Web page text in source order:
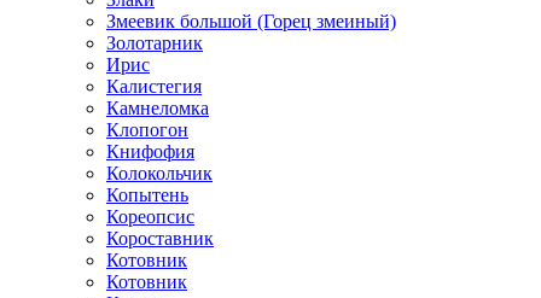
Змеевик большой (Горец змеиный)
Золотарник
Ирис
Калистегия
Камнеломка
Клопогон
Книфофия
Колокольчик
Копытень
Кореопсис
Короставник
Котовник
Котовник